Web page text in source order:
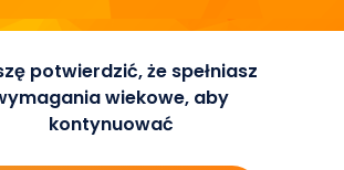
rundy darmowych obrotów
na łowy kolejnych najlepszych
potwierdzić, że spełniasz
wiekowe, aby
kontynuować